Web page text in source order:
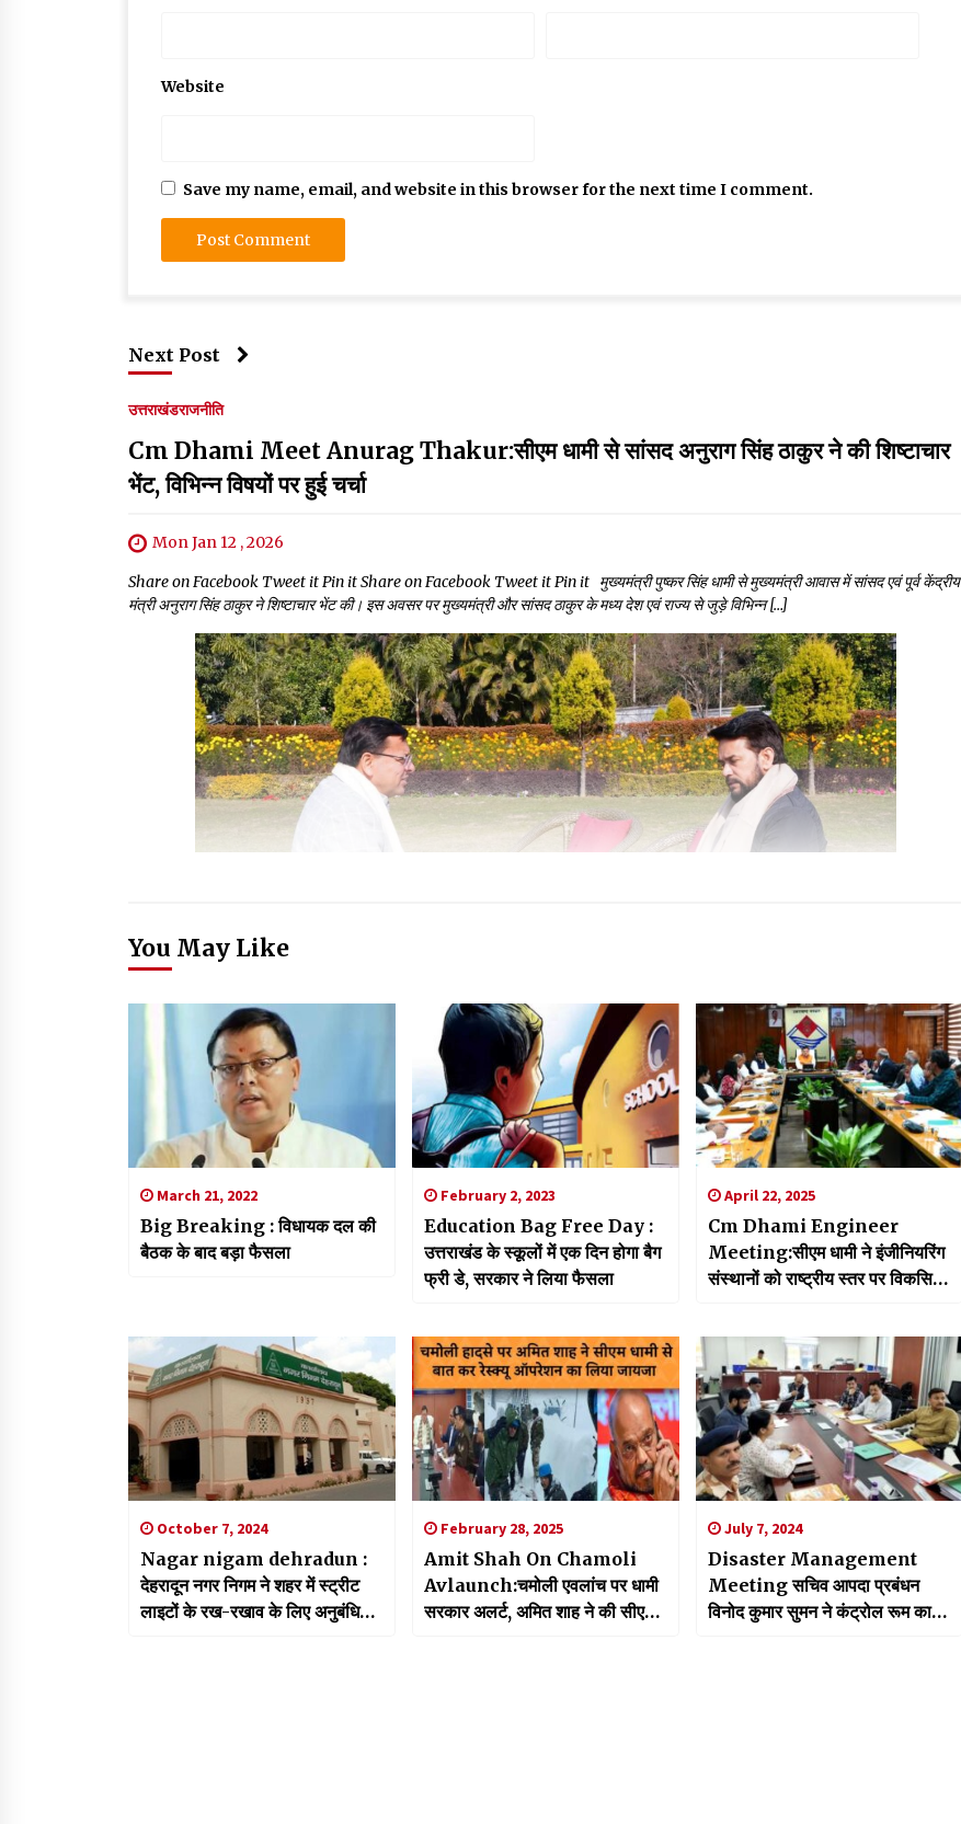
Website
Save my name, email, and website in this browser for the next time I comment.
Next Post
उत्तराखंडराजनीति
Cm Dhami Meet Anurag Thakur:सीएम धामी से सांसद अनुराग सिंह ठाकुर ने की शिष्टाचार
भेंट, विभिन्न विषयों पर हुई चर्चा
Mon Jan 12 , 2026
Share on Facebook Tweet it Pin it Share on Facebook Tweet it Pin it मुख्यमंत्री पुष्कर सिंह धामी से मुख्यमंत्री आवास में सांसद एवं पूर्व केंद्रीय
मंत्री अनुराग सिंह ठाकुर ने शिष्टाचार भेंट की। इस अवसर पर मुख्यमंत्री और सांसद ठाकुर के मध्य देश एवं राज्य से जुड़े विभिन्न […]
You May Like
March 21, 2022
Big Breaking : विधायक दल की
बैठक के बाद बड़ा फैसला
February 2, 2023
Education Bag Free Day :
उत्तराखंड के स्कूलों में एक दिन होगा बैग
फ्री डे, सरकार ने लिया फैसला
April 22, 2025
Cm Dhami Engineer
Meeting:सीएम धामी ने इंजीनियरिंग
संस्थानों को राष्ट्रीय स्तर पर विकसित
October 7, 2024
Nagar nigam dehradun :
देहरादून नगर निगम ने शहर में स्ट्रीट
लाइटों के रख-रखाव के लिए अनुबंधित
February 28, 2025
Amit Shah On Chamoli
Avlaunch:चमोली एवलांच पर धामी
सरकार अलर्ट, अमित शाह ने की सीएम
July 7, 2024
Disaster Management
Meeting सचिव आपदा प्रबंधन
विनोद कुमार सुमन ने कंट्रोल रूम का